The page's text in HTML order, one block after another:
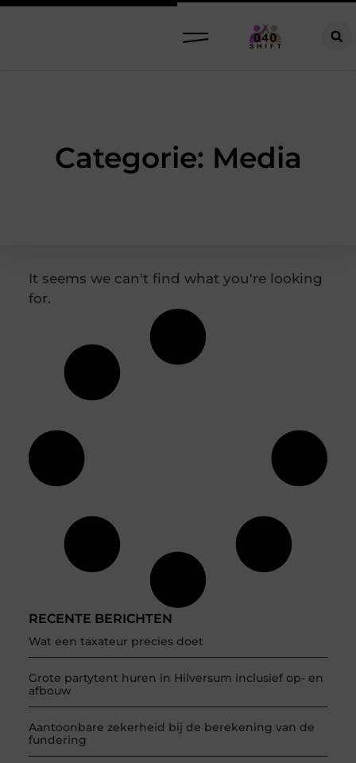
Categorie: Media
RECENTE BERICHTEN
Wat een taxateur precies doet
Grote partytent huren in Hilversum inclusief op- en
afbouw
Aantoonbare zekerheid bij de berekening van de
fundering
It seems we can't find what you're looking
for.